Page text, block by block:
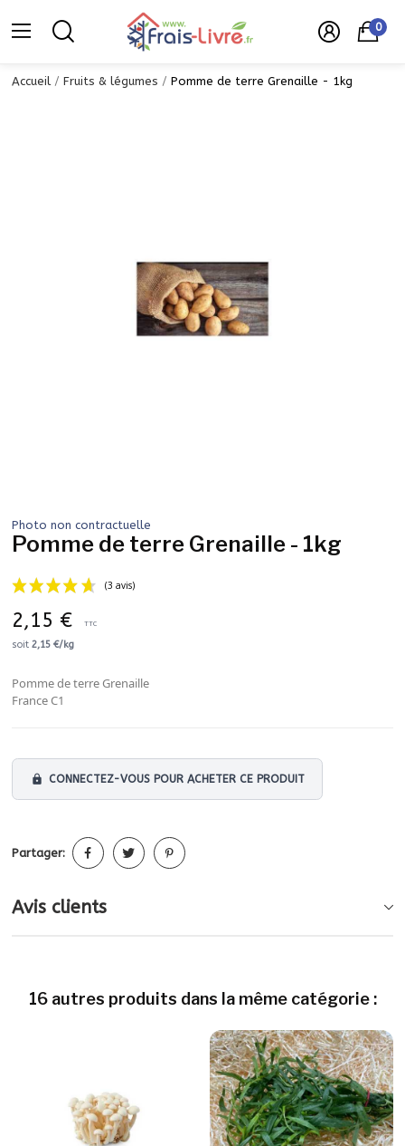
0
Accueil Fruits & légumes Pomme de terre Grenaille - 1kg
Photo non contractuelle
Pomme de terre Grenaille - 1kg
(3 avis)
2,15 € TTC
soit 2,15 €/kg
Pomme de terre Grenaille
France C1
lock CONNECTEZ-VOUS POUR ACHETER CE PRODUIT
Partager:
Avis clients
16 autres produits dans la même catégorie :